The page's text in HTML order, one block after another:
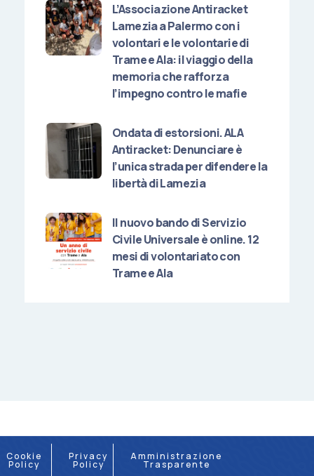
L’Associazione Antiracket
Lamezia a Palermo con i
volontari e le volontarie di
Trame e Ala: il viaggio della
memoria che rafforza
l’impegno contro le mafie
Ondata di estorsioni. ALA
Antiracket: Denunciare è
l’unica strada per difendere la
libertà di Lamezia
Il nuovo bando di Servizio
Civile Universale è online. 12
mesi di volontariato con
Trame e Ala
Cookie
Policy
Privacy
Policy
Amministrazione
Trasparente